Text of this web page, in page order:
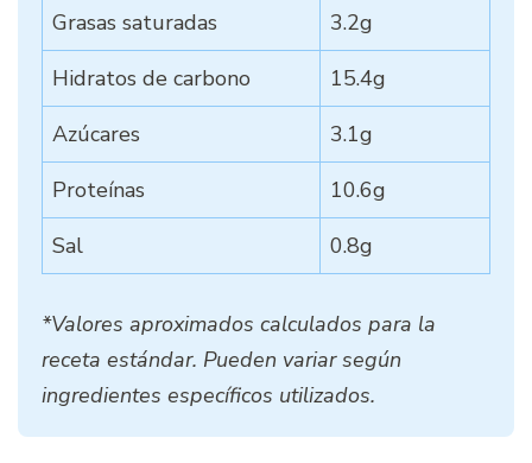
Grasas saturadas
3.2g
Hidratos de carbono
15.4g
Azúcares
3.1g
Proteínas
10.6g
Sal
0.8g
*Valores aproximados calculados para la
receta estándar. Pueden variar según
ingredientes específicos utilizados.